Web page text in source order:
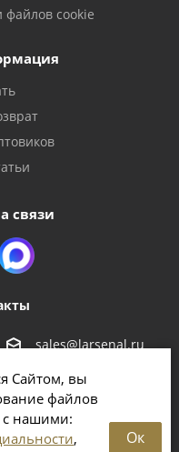
Сайтом, вы
файлов
с нашими:
,
Ок
файлов cookie
связи
sales@larsenal.ru
8 Б